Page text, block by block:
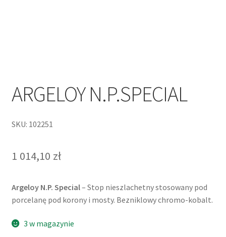
ARGELOY N.P.SPECIAL
SKU: 102251
1 014,10 zł
Argeloy N.P. Special– Stop nieszlachetny stosowany pod
porcelanę pod korony i mosty. Bezniklowy chromo-kobalt.
3 w magazynie